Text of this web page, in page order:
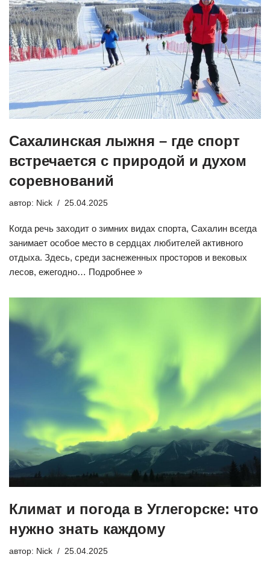
Сахалинская лыжня – где спорт
встречается с природой и духом
соревнований
автор: Nick 25.04.2025
Когда речь заходит о зимних видах спорта, Сахалин всегда
занимает особое место в сердцах любителей активного
отдыха. Здесь, среди заснеженных просторов и вековых
лесов, ежегодно… Подробнее »
Климат и погода в Углегорске: что
нужно знать каждому
автор: Nick 25.04.2025